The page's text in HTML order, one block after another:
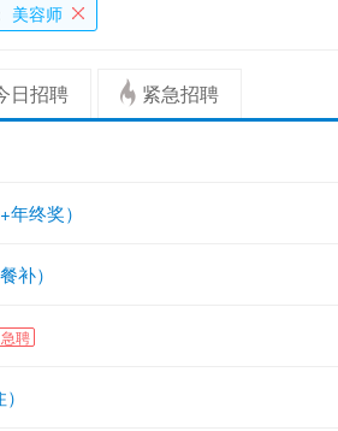
美容师
日招聘 紧急招聘
终奖）
补）
急聘